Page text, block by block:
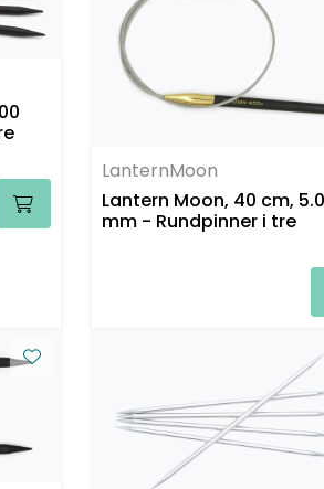
LanternMoon
Lantern Moon, 40 cm,
mm - Rundpinner i tre